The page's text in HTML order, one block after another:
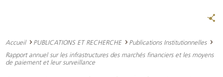
Accueil PUBLICATIONS ET RECHERCHE
Publications Institutionnelles
Rapport annuel sur les infrastructures des marchés financiers et les moyens
de paiement et leur surveillance